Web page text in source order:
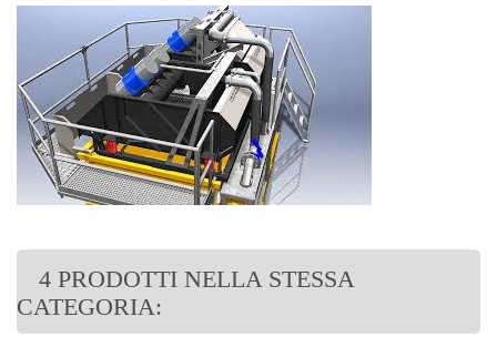
4 PRODOTTI NELLA STESSA
CATEGORIA: